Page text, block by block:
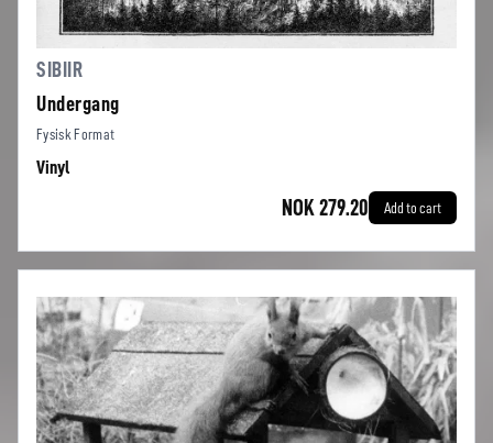
SIBIIR
Undergang
Fysisk Format
Vinyl
NOK 279.20 Add to cart